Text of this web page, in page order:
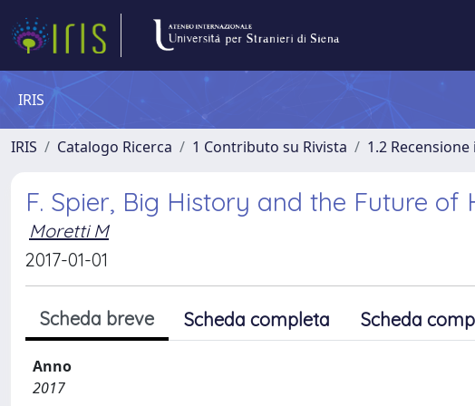
IRIS
IRIS Catalogo Ricerca 1 Contributo su Rivista 1.2
F. Spier, Big History and the Future of
Moretti M
2017-01-01
Scheda breve Scheda completa Scheda
Anno
2017